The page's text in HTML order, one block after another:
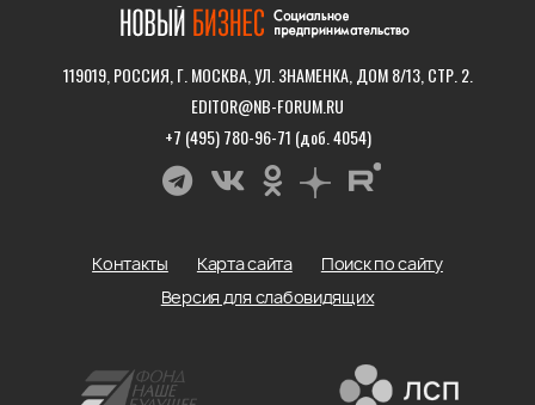
119019, РОССИЯ, Г. МОСКВА, УЛ. ЗНАМЕНКА, ДОМ 8/13, СТР. 2.
EDITOR@NB-FORUM.RU
+7 (495) 780-96-71 (доб. 4054)
Контакты Карта сайта
Поиск по сайту
Версия для слабовидящих